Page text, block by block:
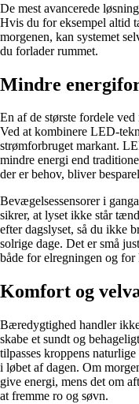
De mest avancerede
Hvis du for eksempel altid
morgenen, kan systemet
du forlader rummet.
Mindre
En af de største fordele
Ved at kombinere LED-
strømforbruget markant.
mindre energi end
der er behov, bliver
Bevægelsessensorer i
sikrer, at lyset ikke står
efter dagslyset, så du ikke
solrige dage. Det er små
både for elregningen og for
Komfort og
Bæredygtighed handler
skabe et sundt og
tilpasses kroppens
i løbet af dagen. Om
give energi, mens det om
at fremme ro og søvn.